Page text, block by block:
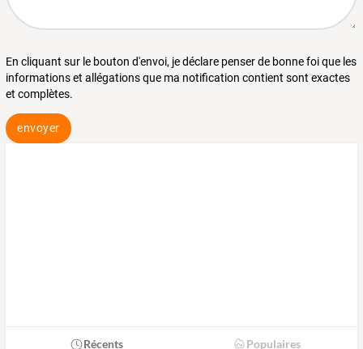
En cliquant sur le bouton d'envoi, je déclare penser de bonne foi que les
informations et allégations que ma notification contient sont exactes
et complètes.
envoyer
Récents Populaires